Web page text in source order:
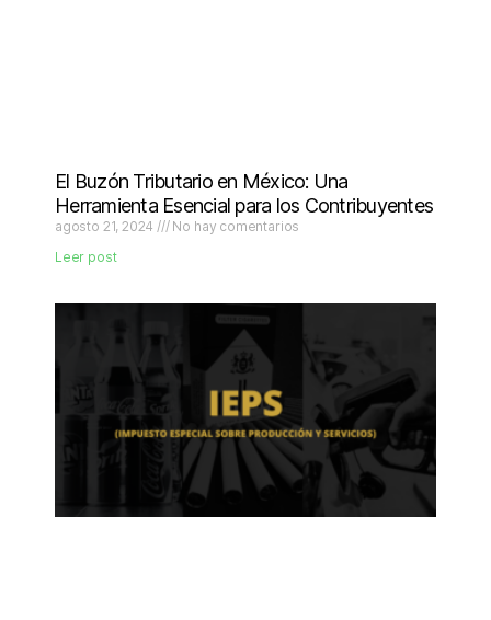
El Buzón Tributario en México: Una
Herramienta Esencial para los Contribuyentes
agosto 21, 2024
No hay comentarios
Leer post